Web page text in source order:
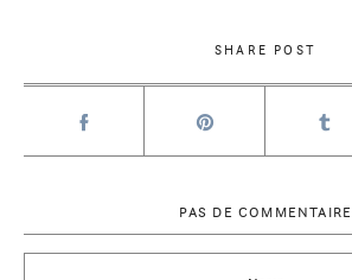
SHARE POST
PAS DE COMMENTAIRE